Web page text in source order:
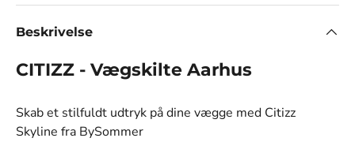
Beskrivelse
CITIZZ - Vægskilte Aarhus
Skab et stilfuldt udtryk på dine vægge med Citizz
Skyline fra BySommer